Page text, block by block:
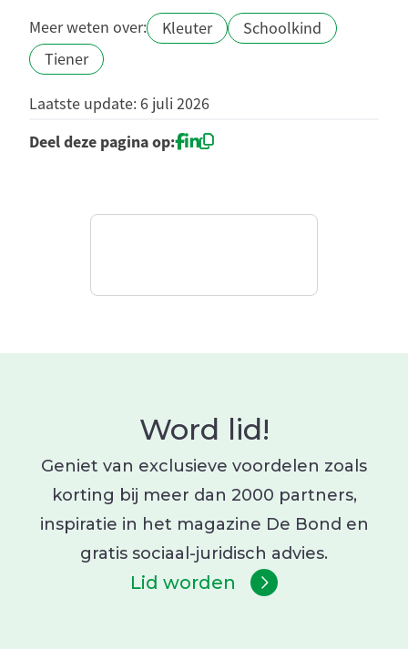
Meer weten over: Kleuter
Schoolkind
Tiener
Laatste update: 6 juli 2026
Deel deze pagina op:
Word lid!
Geniet van exclusieve voordelen zoals
korting bij meer dan 2000 partners,
inspiratie in het magazine De Bond en
gratis sociaal-juridisch advies.
Lid worden